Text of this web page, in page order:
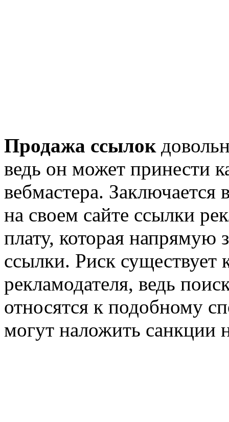
Продажа ссылок
ведь он может принести
вебмастера. Заключается
на своем сайте ссылки
плату, которая напрямую
ссылки. Риск существует
рекламодателя, ведь
относятся к подобному
могут наложить санкции